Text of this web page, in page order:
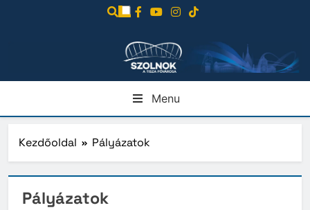
Menu
Kezdőoldal Pályázatok
Pályázatok